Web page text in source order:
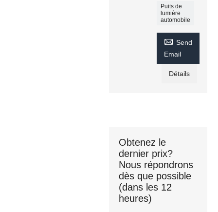
Puits de
lumière
automobile
 Send
Email
Détails
Obtenez le
dernier prix?
Nous répondrons
dès que possible
(dans les 12
heures)